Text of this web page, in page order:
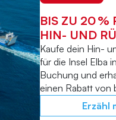
BIS ZU 20 %
HIN- UND
Kaufe dein Hin-
für die Insel Elba
Buchung und
einen Rabatt von
Erzähl